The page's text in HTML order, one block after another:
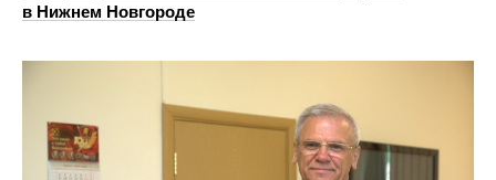
в Нижнем Новгороде